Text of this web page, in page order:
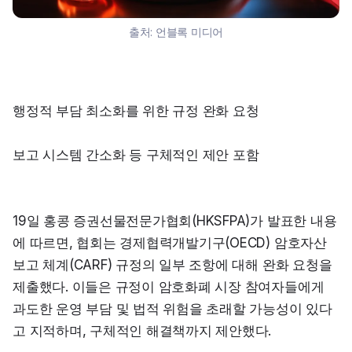
출처: 언블록 미디어
행정적 부담 최소화를 위한 규정 완화 요청
보고 시스템 간소화 등 구체적인 제안 포함
19일 홍콩 증권선물전문가협회(HKSFPA)가 발표한 내용
에 따르면, 협회는 경제협력개발기구(OECD) 암호자산
보고 체계(CARF) 규정의 일부 조항에 대해 완화 요청을
제출했다. 이들은 규정이 암호화폐 시장 참여자들에게
과도한 운영 부담 및 법적 위험을 초래할 가능성이 있다
고 지적하며, 구체적인 해결책까지 제안했다.